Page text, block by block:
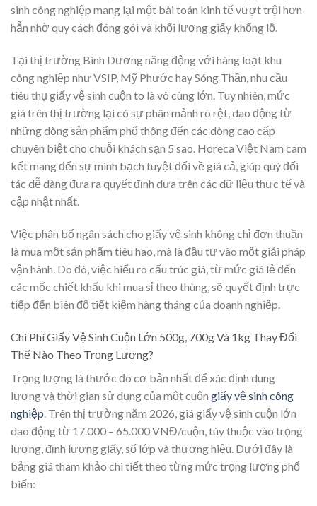
sinh công nghiệp mang lại một bài toán kinh tế vượt trội hơn
hẳn nhờ quy cách đóng gói và khối lượng giấy khổng lồ.
Tại thị trường Bình Dương năng động với hàng loạt khu
công nghiệp như VSIP, Mỹ Phước hay Sóng Thần, nhu cầu
tiêu thụ giấy vệ sinh cuộn to là vô cùng lớn. Tuy nhiên, mức
giá trên thị trường lại có sự phân mảnh rõ rệt, dao động từ
những dòng sản phẩm phổ thông đến các dòng cao cấp
chuyên biệt cho chuỗi khách sạn 5 sao. Horeca Việt Nam cam
kết mang đến sự minh bạch tuyệt đối về giá cả, giúp quý đối
tác dễ dàng đưa ra quyết định dựa trên các dữ liệu thực tế và
cập nhật nhất.
Việc phân bổ ngân sách cho giấy vệ sinh không chỉ đơn thuần
là mua một sản phẩm tiêu hao, mà là đầu tư vào một giải pháp
vận hành. Do đó, việc hiểu rõ cấu trúc giá, từ mức giá lẻ đến
các mốc chiết khấu khi mua sỉ theo thùng, sẽ quyết định trực
tiếp đến biên độ tiết kiệm hàng tháng của doanh nghiệp.
Chi Phí Giấy Vệ Sinh Cuộn Lớn 500g, 700g Và 1kg Thay Đổi
Thế Nào Theo Trọng Lượng?
Trọng lượng là thước đo cơ bản nhất để xác định dung
lượng và thời gian sử dụng của một cuộn giấy vệ sinh công
nghiệp . Trên thị trường năm 2026, giá giấy vệ sinh cuộn lớn
dao động từ 17.000 – 65.000 VNĐ/cuộn, tùy thuộc vào trọng
lượng, định lượng giấy, số lớp và thương hiệu. Dưới đây là
bảng giá tham khảo chi tiết theo từng mức trọng lượng phổ
biến: